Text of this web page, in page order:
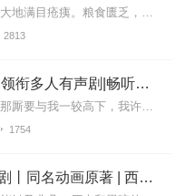
【内容简介】灾变过后，大地满目疮痍。粮食匮乏，资源紧俏，局势混乱……一位从待规划区杀出来的青年，背对着漫天黄沙，孤身来到九区谋生，却不曾想偶然结识三五好友，一念...
2813
大奉打更人丨头陀渊领衔多人有声剧|畅听全集|王鹤棣、田曦薇主演影视剧原著|卖报小郎君
【冒泡有奖】听说杨千幻那厮要与我一较高下，我许七安要开始装叉了！快进入声音播放页戳下方输入框，冒个泡偷偷告诉我，我要用哪些诗词才能胜过他？说得好的，有赏！202...
1754
诡秘之主 | 多人有声剧丨同名动画原著 | 西幻克苏鲁 | 乌贼作品